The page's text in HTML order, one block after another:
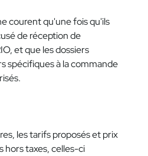
courent qu'une fois qu'ils
de réception de
et que les dossiers
spécifiques à la commande
les tarifs proposés et prix
hors taxes, celles-ci